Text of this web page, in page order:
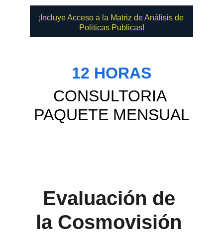
12 HORAS
CONSULTORIA
PAQUETE MENSUAL
¡Incluye Acceso a la Matriz de Análisis de
Politicas Publicas!
Evaluación de
la Cosmovisión